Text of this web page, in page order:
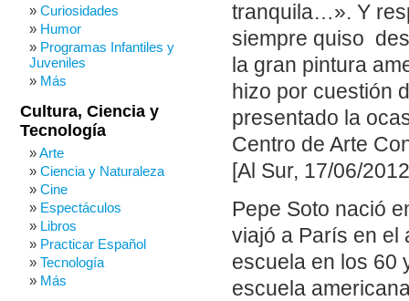
tranquila…». Y
siempre quiso
la gran pintura
hizo por cuestión
presentado la
Centro de Arte
[Al Sur, 17/06/
Pepe Soto nació
viajó a París en el
escuela en los 60
escuela
Curiosidades
Humor
Programas Infantiles y
Juveniles
Más
Cultura, Ciencia y
Tecnología
Arte
Ciencia y Naturaleza
Cine
Espectáculos
Libros
Practicar Español
Tecnología
Más